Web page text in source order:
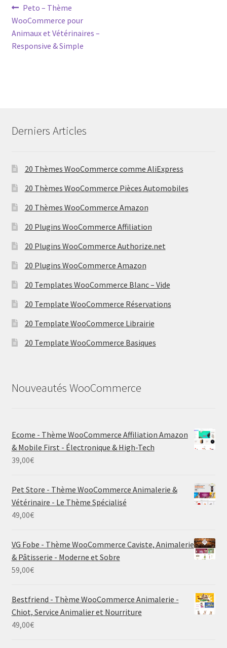
Post
navigation
Previous
post:
Peto – Thème
WooCommerce pour
Animaux et Vétérinaires –
Responsive & Simple
Derniers Articles
20 Thèmes WooCommerce comme AliExpress
20 Thèmes WooCommerce Pièces Automobiles
20 Thèmes WooCommerce Amazon
20 Plugins WooCommerce Affiliation
20 Plugins WooCommerce Authorize.net
20 Plugins WooCommerce Amazon
20 Templates WooCommerce Blanc – Vide
20 Template WooCommerce Réservations
20 Template WooCommerce Librairie
20 Template WooCommerce Basiques
Nouveautés WooCommerce
Ecome - Thème WooCommerce Affiliation Amazon
& Mobile First - Électronique & High-Tech
39,00€
Pet Store - Thème WooCommerce Animalerie &
Vétérinaire - Le Thème Spécialisé
49,00€
VG Fobe - Thème WooCommerce Caviste, Animalerie
& Pâtisserie - Moderne et Sobre
59,00€
Bestfriend - Thème WooCommerce Animalerie -
Chiot, Service Animalier et Nourriture
49,00€